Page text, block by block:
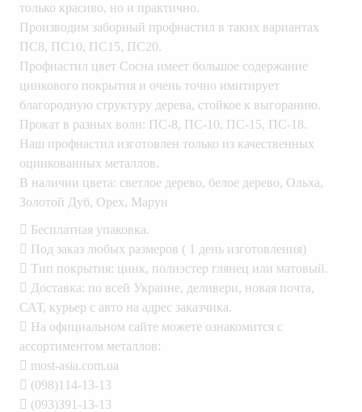
только красиво, но и практично.
Производим заборный профнастил в таких вариантах
ПС8, ПС10, ПС15, ПС20.
Профнастил цвет Сосна имеет большое содержание
цинкового покрытия и очень точно имитирует
благородную структуру дерева, стойкое к выгоранию.
Прокат в разных волн: ПС-8, ПС-10, ПС-15, ПС-18.
Наш профнастил изготовлен только из качественных
оцинкованных металлов.
В наличии цвета: светлое дерево, белое дерево, Ольха,
Золотой Дуб, Орех, Марун
 Бесплатная упаковка.
 Под заказ любых размеров ( 1 день изготовления)
 Тип покрытия: цинк, полиэстер глянец или матовый.
 Доставка: по всей Украине, деливери, новая почта,
САТ, курьер с авто на адрес заказчика.
 На официальном сайте можете ознакомится с
ассортиментом металлов:
 most-asia.com.ua
 (098)114-13-13
 (093)391-13-13